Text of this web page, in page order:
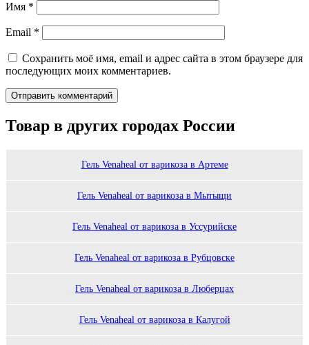
Имя *
Email *
Сохранить моё имя, email и адрес сайта в этом браузере для
последующих моих комментариев.
Товар в других городах России
Гель Venaheal от варикоза в Артеме
Гель Venaheal от варикоза в Мытыщи
Гель Venaheal от варикоза в Уссурийске
Гель Venaheal от варикоза в Рубцовске
Гель Venaheal от варикоза в Люберцах
Гель Venaheal от варикоза в Калугой